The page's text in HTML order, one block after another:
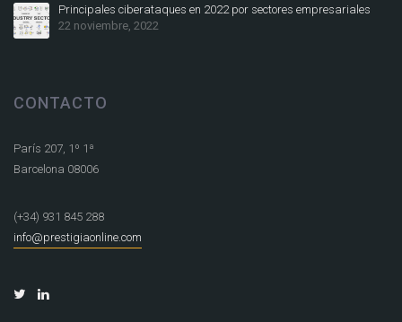
Principales ciberataques en 2022 por sectores empresariales
22 noviembre, 2022
CONTACTO
París 207, 1º 1ª
Barcelona 08006
(+34) 931 845 288
info@prestigiaonline.com